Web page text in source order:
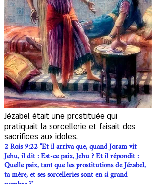
Jézabel était une prostituée qui
pratiquait la sorcellerie et faisait des
sacrifices aux idoles.
2 Rois 9:22 "Et il arriva que, quand Joram vit
Jehu, il dit : Est-ce paix, Jehu ? Et il répondit :
Quelle paix, tant que les prostitutions de Jézabel,
ta mère, et ses sorcelleries sont en si grand